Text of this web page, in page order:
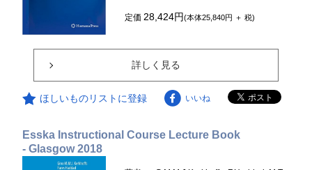
定価 28,424円(本体25,840円 ＋ 税)
詳しく見る
ほしいものリストに登録 いいね
Esska Instructional Course Lecture Book
- Glasgow 2018